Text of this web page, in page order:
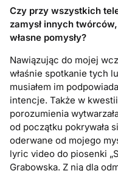
Czy przy wszystkich
zamysł innych twórcó
własne pomysły?
Nawiązując do mojej
właśnie spotkanie tych
musiałem im
intencje. Także w
porozumienia
od początku pokrywała
oderwane od mojego
lyric video do piosenki
Grabowska. Z nią dla